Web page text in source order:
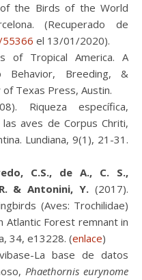
of the Birds of the World
(Recuperado de
el 13/01/2020).
of Tropical America. A
Behavior, Breeding, &
Texas Press, Austin.
Riqueza específica,
aves de Corpus Chriti,
Lundiana, 9(1), 21-31.
C.S., de A., C. S.,
& Antonini, Y. (2017).
(Aves: Trochilidae)
Atlantic Forest remnant in
34, e13228. (enlace)
La base de datos
Phaethornis eurynome